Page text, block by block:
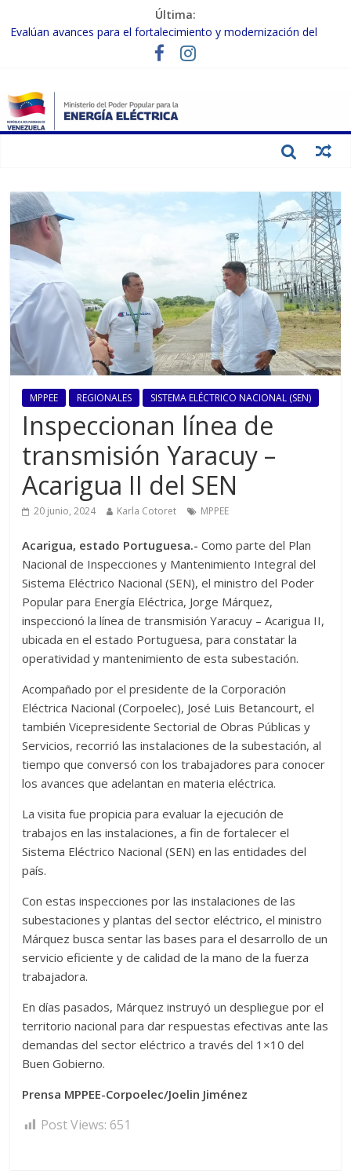
Última:
Evalúan avances para el fortalecimiento y modernización del
Inspeccionan trabajos de rehabilitación en instalaciones del SEN
Gobierno Nacional activa plan preventivo para fortalecer el SEN
ante el fenómeno de El Niño
Termocarabobo recupera el 50% de su capacidad de generación
MPPEE REGIONALES SISTEMA ELÉCTRICO NACIONAL (SEN)
Inspeccionan línea de
transmisión Yaracuy –
Acarigua II del SEN
20 junio, 2024 Karla Cotoret MPPEE
Acarigua, estado Portuguesa.- Como parte del Plan
Nacional de Inspecciones y Mantenimiento Integral del
Sistema Eléctrico Nacional (SEN), el ministro del Poder
Popular para Energía Eléctrica, Jorge Márquez,
inspeccionó la línea de transmisión Yaracuy – Acarigua II,
ubicada en el estado Portuguesa, para constatar la
operatividad y mantenimiento de esta subestación.
Acompañado por el presidente de la Corporación
Eléctrica Nacional (Corpoelec), José Luis Betancourt, el
también Vicepresidente Sectorial de Obras Públicas y
Servicios, recorrió las instalaciones de la subestación, al
tiempo que conversó con los trabajadores para conocer
los avances que adelantan en materia eléctrica.
La visita fue propicia para evaluar la ejecución de
trabajos en las instalaciones, a fin de fortalecer el
Sistema Eléctrico Nacional (SEN) en las entidades del
país.
Con estas inspecciones por las instalaciones de las
subestaciones y plantas del sector eléctrico, el ministro
Márquez busca sentar las bases para el desarrollo de un
servicio eficiente y de calidad de la mano de la fuerza
trabajadora.
En días pasados, Márquez instruyó un despliegue por el
territorio nacional para dar respuestas efectivas ante las
demandas del sector eléctrico a través del 1×10 del
Buen Gobierno.
Prensa MPPEE-Corpoelec/Joelin Jiménez
Post Views: 651